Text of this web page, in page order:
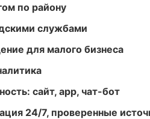
по району
службами
для малого бизнеса
сайт, app, чат-бот
24/7, проверенные